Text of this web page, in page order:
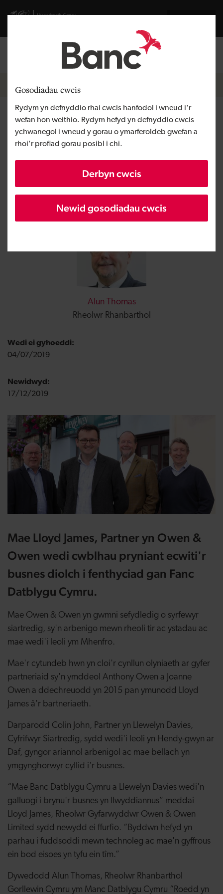
Gosodiadau cwcis
Rydym yn defnyddio rhai cwcis hanfodol i wneud i'r
wefan hon weithio. Rydym hefyd yn defnyddio cwcis
ychwanegol i wneud y gorau o ymarferoldeb gwefan a
rhoi'r profiad gorau posibl i chi.
Derbyn cwcis
Newid gosodiadau cwcis
Visit gov.wales website
Mewngofnodi
Breadcrumb
Newyddion
Owen & Owen, rheoli tir a
stadau, yn cwblhau pryniant
ecwiti uchelgeisiol yn
llwyddiannus
Alun Thomas
Rheolwr Rhanbarthol
Wedi ei gyhoeddi:
04/07/2019
Newidwyd:
17/12/2019
Mae Lloyd James, Partner yn Owen &
Owen wedi cwblhau pryniant ecwiti'r
busnes diolch i fenthyciad gan Fanc
Datblygu Cymru.
Mae Owen & Owen yn gwmni sefydledig o syrfewyr
siartredig, sy'n arbenigo mewn rheoli tir ac ystadau ac
mae wedi'i leoli ym Mhenfro.
Mae'r cytundeb hwn yn cloi'r cynllun olyniaeth ar gyfer
partneriaid sy'n ymddeol Anthony Owen a Joanne
Owen a ddechreuodd yn 2015 pan ymunodd Lloyd
James â'r bartneriaeth.
Darparodd Colin John, Partner yn Llewelyn Davies,
Cyfrifwyr Siartredig, sydd wedi'i leoli yn Hendy-gwyn ar
Daf, gyngor ariannol arbenigol ac mae bellach yn
ymgynghorwyr cyllid i'r busnes.
“Mae Banc Datblygu Cymru a Llewelyn Davies wedi'n
galluogi i brynu'r busnes yn llwyddiannus” meddai
Lloyd James, Rheolwr Gyfarwyddwr Owen & Owen
Limited sydd newydd ei ffurfio. “Byddwn hefyd yn
parhau i fuddsoddi mewn technoleg ac mae'n gyffrous
ein bod eisoes yn tyfu ein tîm.”
Dywedodd Alun Thomas, Rheolwr Rhanbarthol
Gorllewin Cymru ym Manc Datblygu Cymru “Roedd yn